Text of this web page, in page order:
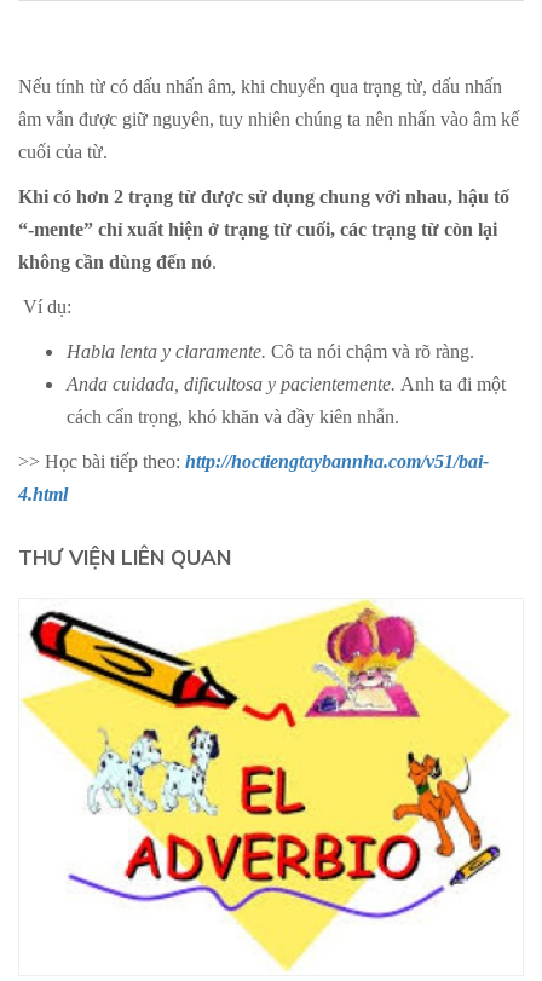
Nếu tính từ có dấu nhấn âm, khi chuyển qua trạng từ, dấu nhấn
âm vẫn được giữ nguyên, tuy nhiên chúng ta nên nhấn vào âm kế
cuối của từ.
Khi có hơn 2 trạng từ được sử dụng chung với nhau, hậu tố
“-mente” chỉ xuất hiện ở trạng từ cuối, các trạng từ còn lại
không cần dùng đến nó.
Ví dụ:
Habla lenta y claramente. Cô ta nói chậm và rõ ràng.
Anda cuidada, dificultosa y pacientemente. Anh ta đi một
cách cẩn trọng, khó khăn và đầy kiên nhẫn.
>> Học bài tiếp theo: http://hoctiengtaybannha.com/v51/bai-
4.html
THƯ VIỆN LIÊN QUAN